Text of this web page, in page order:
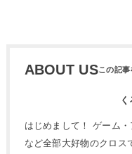
ABOUT US
はじめまして！ ゲーム
など全部大好物のクロス